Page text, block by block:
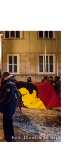
Foto: Christian Ditsch